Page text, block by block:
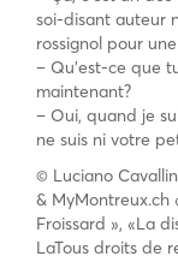
soi-disant auteur
rossignol pour
– Qu’est-ce que
maintenant?
– Oui, quand je
ne suis ni votre
© Luciano
& MyMontreux.ch
Froissard », «La
LaTous droits de